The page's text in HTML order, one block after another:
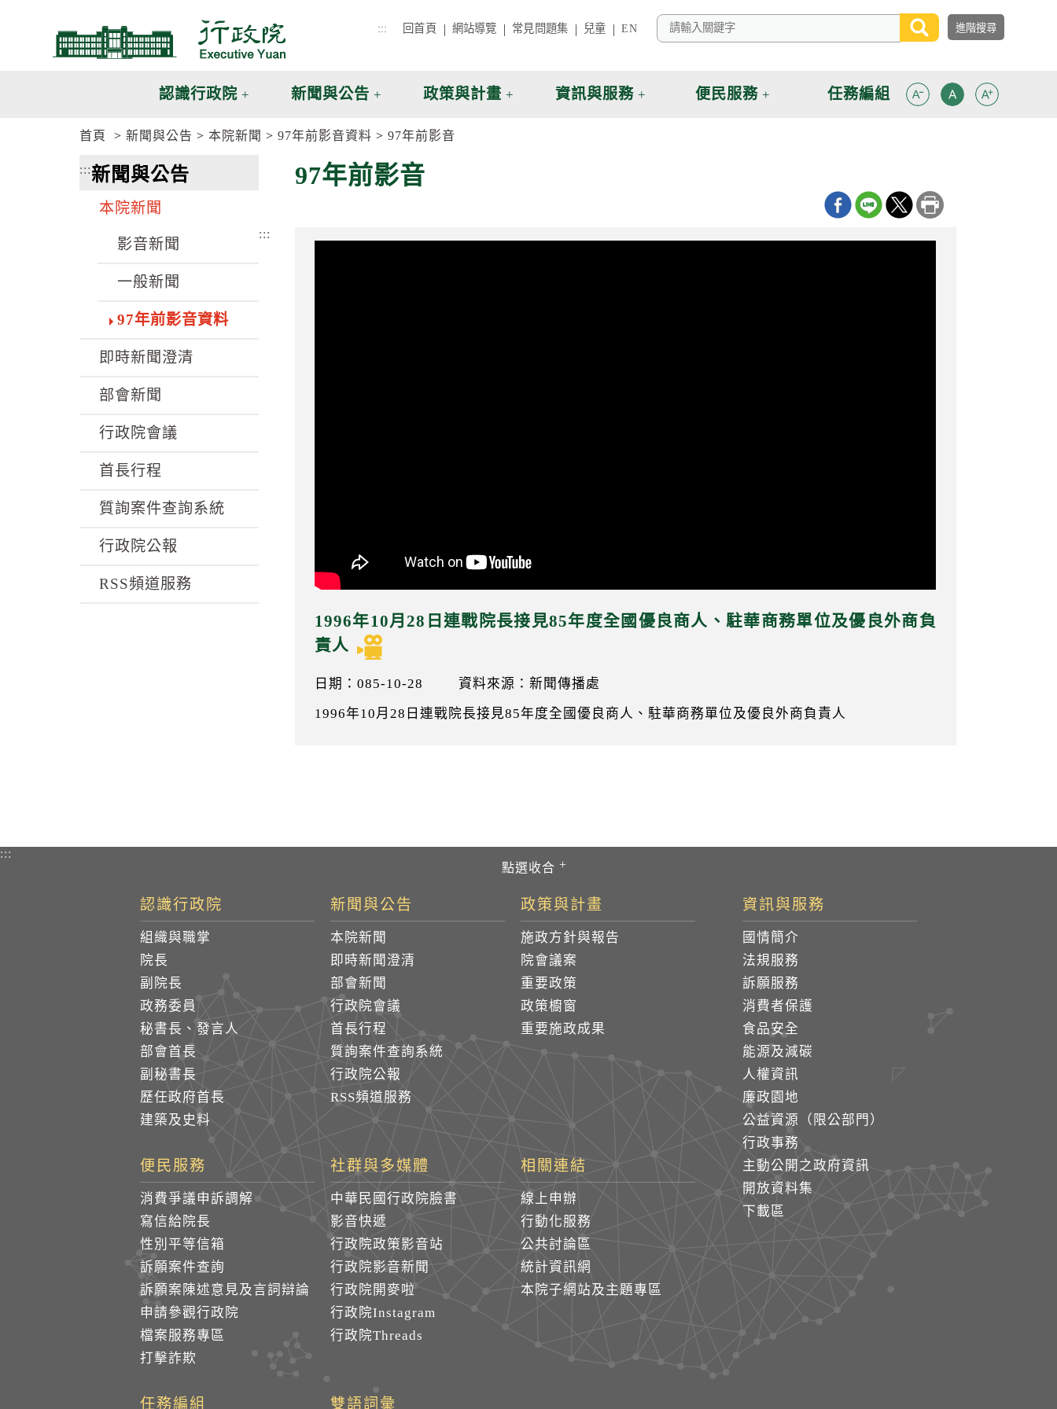
::: 回首頁 網站導覽 常見問題集 兒童 EN
認識行政院 新聞與公告 政策與計畫 資訊與服務 便民服務 任務編組
首頁 新聞與公告 本院新聞 97年前影音資料 97年前影音
:::新聞與公告
本院新聞
影音新聞
一般新聞
97年前影音資料
即時新聞澄清
部會新聞
行政院會議
首長行程
質詢案件查詢系統
行政院公報
RSS頻道服務
97年前影音
:::
1996年10月28日連戰院長接見85年度全國優良商人、駐華商務單位及優良外商負
責人
日期：085-10-28
資料來源：新聞傳播處
1996年10月28日連戰院長接見85年度全國優良商人、駐華商務單位及優良外商負責人
:::
認識行政院
組織與職掌
院長
副院長
政務委員
秘書長、發言人
部會首長
副秘書長
歷任政府首長
建築及史料
新聞與公告
本院新聞
即時新聞澄清
部會新聞
行政院會議
首長行程
質詢案件查詢系統
行政院公報
RSS頻道服務
政策與計畫
施政方針與報告
院會議案
重要政策
政策櫥窗
重要施政成果
資訊與服務
國情簡介
法規服務
訴願服務
消費者保護
食品安全
能源及減碳
人權資訊
廉政園地
公益資源（限公部門）
行政事務
主動公開之政府資訊
開放資料集
下載區
便民服務
消費爭議申訴調解
寫信給院長
性別平等信箱
訴願案件查詢
訴願案陳述意見及言詞辯論
申請參觀行政院
檔案服務專區
打擊詐欺
社群與多媒體
中華民國行政院臉書
影音快遞
行政院政策影音站
行政院影音新聞
行政院開麥啦
行政院Instagram
行政院Threads
相關連結
線上申辦
行動化服務
公共討論區
統計資訊網
本院子網站及主題專區
任務編組 雙語詞彙